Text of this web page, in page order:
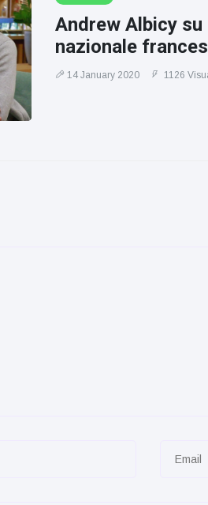
Andrew Albicy
nazionale
14 January 2020 1126